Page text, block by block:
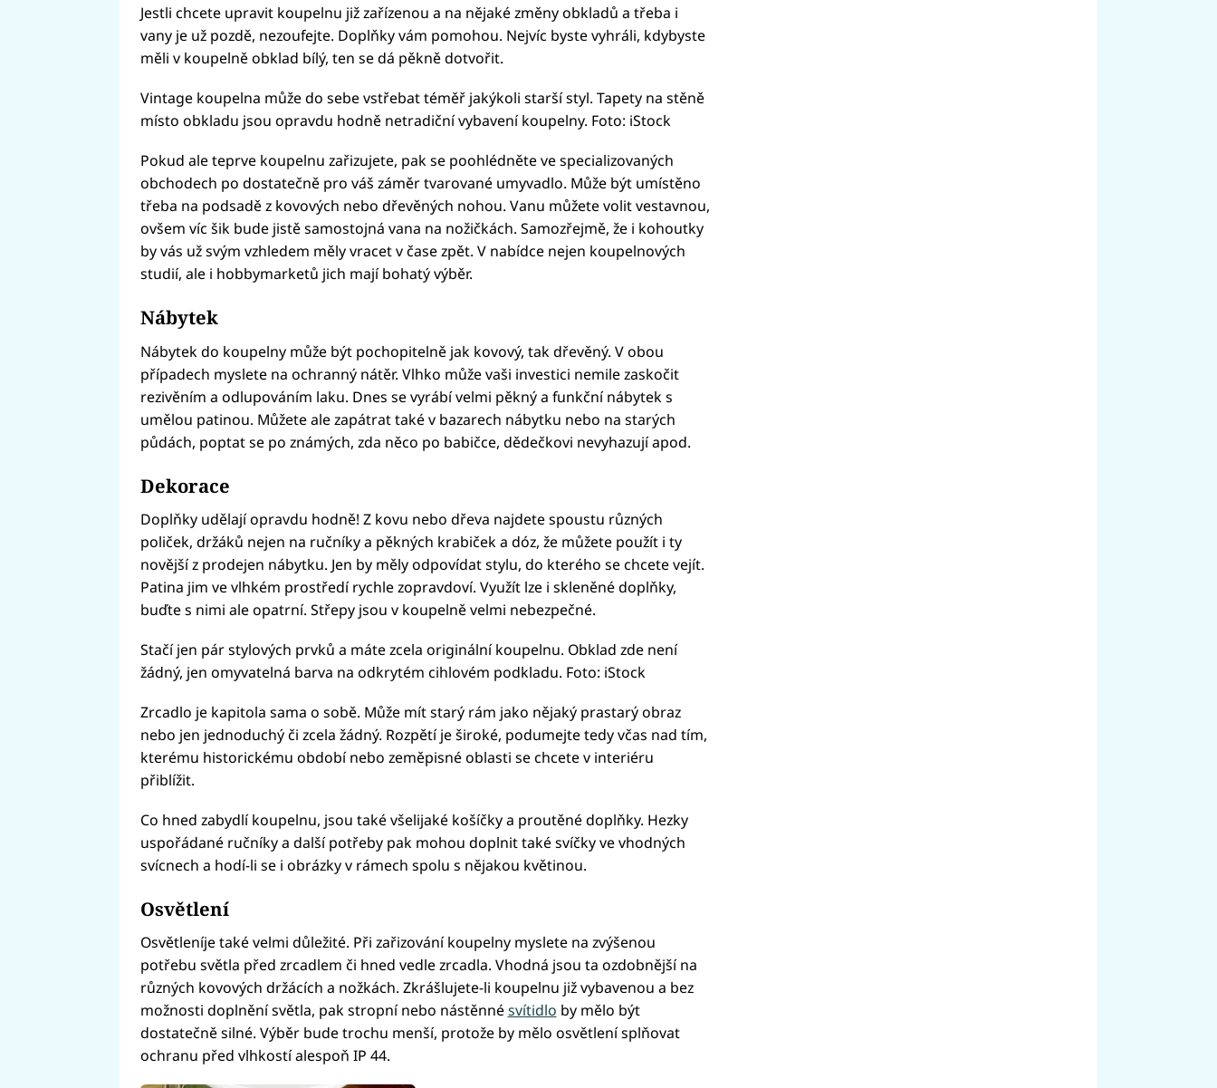
Jestli chcete upravit koupelnu již zařízenou a na nějaké změny obkladů a třeba i
vany je už pozdě, nezoufejte. Doplňky vám pomohou. Nejvíc byste vyhráli, kdybyste
měli v koupelně obklad bílý, ten se dá pěkně dotvořit.
Vintage koupelna může do sebe vstřebat téměř jakýkoli starší styl. Tapety na stěně
místo obkladu jsou opravdu hodně netradiční vybavení koupelny. Foto: iStock
Pokud ale teprve koupelnu zařizujete, pak se poohlédněte ve specializovaných
obchodech po dostatečně pro váš záměr tvarované umyvadlo. Může být umístěno
třeba na podsadě z kovových nebo dřevěných nohou. Vanu můžete volit vestavnou,
ovšem víc šik bude jistě samostojná vana na nožičkách. Samozřejmě, že i kohoutky
by vás už svým vzhledem měly vracet v čase zpět. V nabídce nejen koupelnových
studií, ale i hobbymarketů jich mají bohatý výběr.
Nábytek
Nábytek do koupelny může být pochopitelně jak kovový, tak dřevěný. V obou
případech myslete na ochranný nátěr. Vlhko může vaši investici nemile zaskočit
rezivěním a odlupováním laku. Dnes se vyrábí velmi pěkný a funkční nábytek s
umělou patinou. Můžete ale zapátrat také v bazarech nábytku nebo na starých
půdách, poptat se po známých, zda něco po babičce, dědečkovi nevyhazují apod.
Dekorace
Doplňky udělají opravdu hodně! Z kovu nebo dřeva najdete spoustu různých
poliček, držáků nejen na ručníky a pěkných krabiček a dóz, že můžete použít i ty
novější z prodejen nábytku. Jen by měly odpovídat stylu, do kterého se chcete vejít.
Patina jim ve vlhkém prostředí rychle zopravdoví. Využít lze i skleněné doplňky,
buďte s nimi ale opatrní. Střepy jsou v koupelně velmi nebezpečné.
Stačí jen pár stylových prvků a máte zcela originální koupelnu. Obklad zde není
žádný, jen omyvatelná barva na odkrytém cihlovém podkladu. Foto: iStock
Zrcadlo je kapitola sama o sobě. Může mít starý rám jako nějaký prastarý obraz
nebo jen jednoduchý či zcela žádný. Rozpětí je široké, podumejte tedy včas nad tím,
kterému historickému období nebo zeměpisné oblasti se chcete v interiéru
přiblížit.
Co hned zabydlí koupelnu, jsou také všelijaké košíčky a proutěné doplňky. Hezky
uspořádané ručníky a další potřeby pak mohou doplnit také svíčky ve vhodných
svícnech a hodí-li se i obrázky v rámech spolu s nějakou květinou.
Osvětlení
Osvětleníje také velmi důležité. Při zařizování koupelny myslete na zvýšenou
potřebu světla před zrcadlem či hned vedle zrcadla. Vhodná jsou ta ozdobnější na
různých kovových držácích a nožkách. Zkrášlujete-li koupelnu již vybavenou a bez
možnosti doplnění světla, pak stropní nebo nástěnnésvítidlo by mělo být
dostatečně silné. Výběr bude trochu menší, protože by mělo osvětlení splňovat
ochranu před vlhkostí alespoň IP 44.